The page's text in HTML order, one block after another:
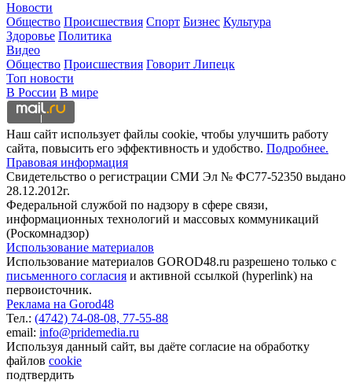
Новости
Общество Происшествия Спорт Бизнес Культура
Здоровье Политика
Видео
Общество Происшествия Говорит Липецк
Топ новости
В России В мире
Наш сайт использует файлы cookie, чтобы улучшить работу
сайта, повысить его эффективность и удобство. Подробнее.
Правовая информация
Свидетельство о регистрации СМИ Эл № ФС77-52350 выдано
28.12.2012г.
Федеральной службой по надзору в сфере связи,
информационных технологий и массовых коммуникаций
(Роскомнадзор)
Использование материалов
Использование материалов GOROD48.ru разрешено только с
письменного согласия и активной ссылкой (hyperlink) на
первоисточник.
Реклама на Gorod48
Тел.: (4742) 74-08-08, 77-55-88
email: info@pridemedia.ru
Используя данный сайт, вы даёте согласие на обработку
файлов cookie
подтвердить